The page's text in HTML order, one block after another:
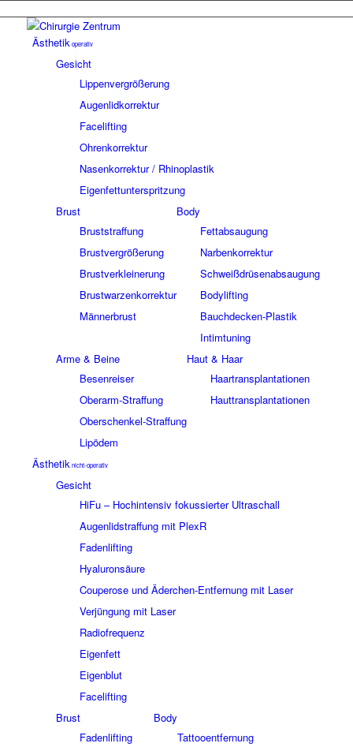
Ästhetik operativ
Gesicht
Lippenvergrößerung
Augenlidkorrektur
Facelifting
Ohrenkorrektur
Nasenkorrektur / Rhinoplastik
Eigenfettunterspritzung
Brust
Bruststraffung
Brustvergrößerung
Brustverkleinerung
Brustwarzenkorrektur
Männerbrust
Body
Fettabsaugung
Narbenkorrektur
Schweißdrüsenabsaugung
Bodylifting
Bauchdecken-Plastik
Intimtuning
Arme & Beine
Besenreiser
Oberarm-Straffung
Oberschenkel-Straffung
Lipödem
Haut & Haar
Haartransplantationen
Hauttransplantationen
Ästhetik nicht-operativ
Gesicht
HiFu – Hochintensiv fokussierter Ultraschall
Augenlidstraffung mit PlexR
Fadenlifting
Hyaluronsäure
Couperose und Äderchen-Entfernung mit Laser
Verjüngung mit Laser
Radiofrequenz
Eigenfett
Eigenblut
Facelifting
Brust
Fadenlifting
Body
Tattooentfernung